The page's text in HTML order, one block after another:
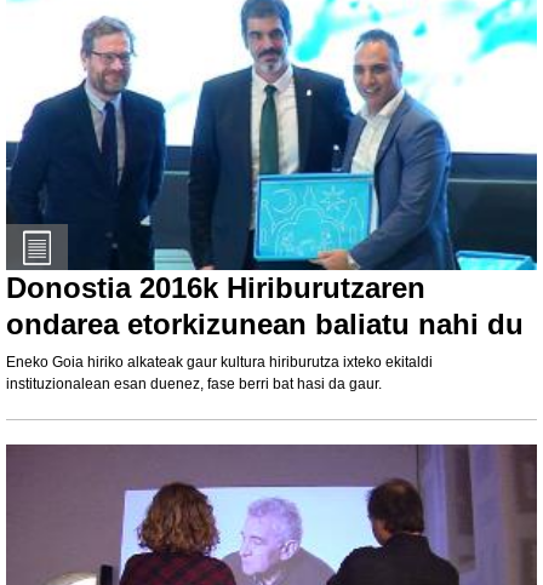
Donostia 2016k Hiriburutzaren
ondarea etorkizunean baliatu nahi du
Eneko Goia hiriko alkateak gaur kultura hiriburutza ixteko ekitaldi
instituzionalean esan duenez, fase berri bat hasi da gaur.